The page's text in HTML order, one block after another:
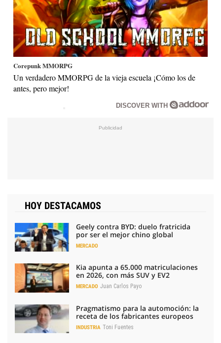
Corepunk MMORPG
Un verdadero MMORPG de la vieja escuela ¡Cómo los de
antes, pero mejor!
DISCOVER WITH
HOY DESTACAMOS
Geely contra BYD: duelo fratricida
por ser el mejor chino global
MERCADO
Kia apunta a 65.000 matriculaciones
en 2026, con más SUV y EV2
MERCADO Juan Carlos Payo
Pragmatismo para la automoción: la
receta de los fabricantes europeos
INDUSTRIA Toni Fuentes